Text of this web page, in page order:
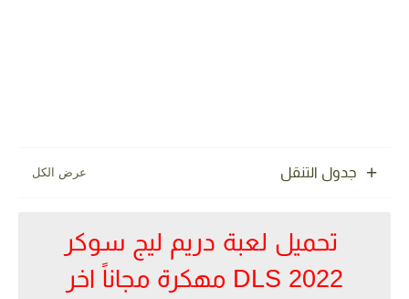
جدول التنقل
تحميل لعبة دريم ليج سوكر
2022 DLS مهكرة مجاناً اخر